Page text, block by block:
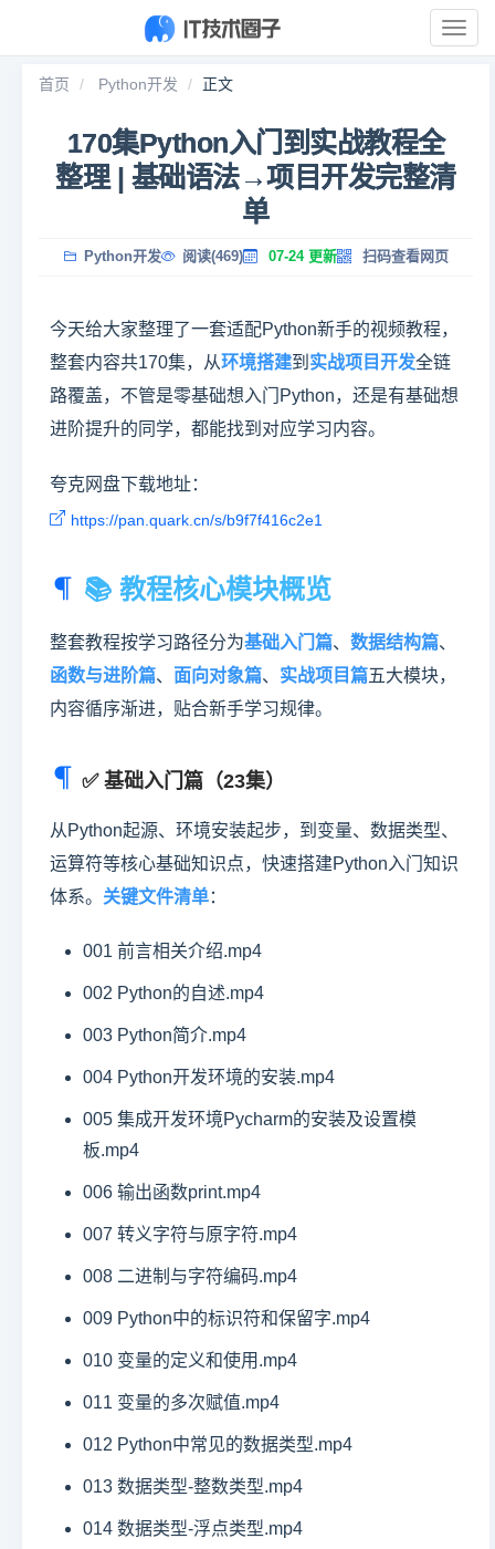
展
开
首页 Python开发 正文
170集Python入门到实战教程全
整理 | 基础语法→项目开发完整清
单
Python开发 阅读(469) 07-24 更新 扫码查看网页
今天给大家整理了一套适配Python新手的视频教程，
整套内容共170集，从环境搭建到 实战项目开发全链
路覆盖，不管是零基础想入门Python，还是有基础想
进阶提升的同学，都能找到对应学习内容。
夸克网盘下载地址：
https://pan.quark.cn/s/b9f7f416c2e1
📚 教程核心模块概览
整套教程按学习路径分为基础入门篇、 数据结构篇、
函数与进阶篇、 面向对象篇、 实战项目篇五大模块，
内容循序渐进，贴合新手学习规律。
✅ 基础入门篇（23集）
从Python起源、环境安装起步，到变量、数据类型、
运算符等核心基础知识点，快速搭建Python入门知识
体系。 关键文件清单：
001 前言相关介绍.mp4
002 Python的自述.mp4
003 Python简介.mp4
004 Python开发环境的安装.mp4
005 集成开发环境Pycharm的安装及设置模
板.mp4
006 输出函数print.mp4
007 转义字符与原字符.mp4
008 二进制与字符编码.mp4
009 Python中的标识符和保留字.mp4
010 变量的定义和使用.mp4
011 变量的多次赋值.mp4
012 Python中常见的数据类型.mp4
013 数据类型-整数类型.mp4
014 数据类型-浮点类型.mp4